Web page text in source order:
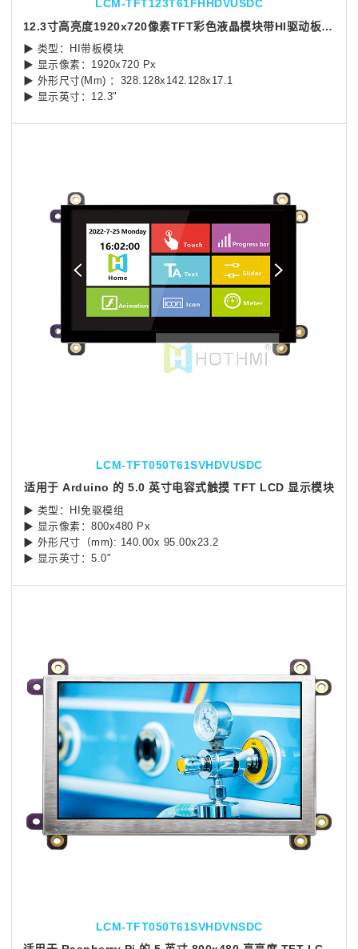
LCM-TFT123T61FHHDVUSDC
12.3寸高亮度1920x720像素TFT彩色液晶模块带HI驱动板/电容式触摸
▶ 类型：HI带板模块
▶ 显示像素：1920x720 Px
▶ 外形尺寸(Mm) ：328.128x142.128x17.1
▶ 显示英寸：12.3"
LCM-TFT050T61SVHDVUSDC
适用于 Arduino 的 5.0 英寸电容式触摸 TFT LCD 显示模块
▶ 类型：HI免驱模组
▶ 显示像素：800x480 Px
▶ 外形尺寸（mm): 140.00x 95.00x23.2
▶ 显示英寸：5.0"
LCM-TFT050T61SVHDVNSDC